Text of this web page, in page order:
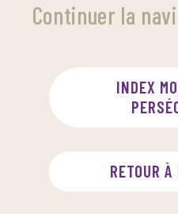
Continuer la
INDEX
RETOUR